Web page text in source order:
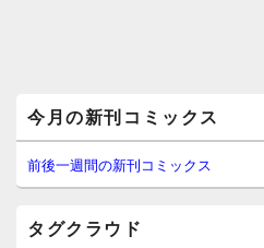
イ
ン
サ
イ
今月の新刊コミックス
前後一週間の新刊コミックス
タグクラウド